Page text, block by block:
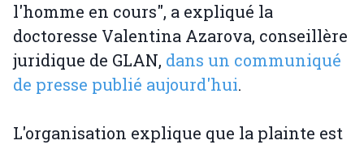
l'homme en cours", a expliqué la
doctoresse Valentina Azarova, conseillère
juridique de GLAN, dans un communiqué
de presse publié aujourd'hui.
L'organisation explique que la plainte est